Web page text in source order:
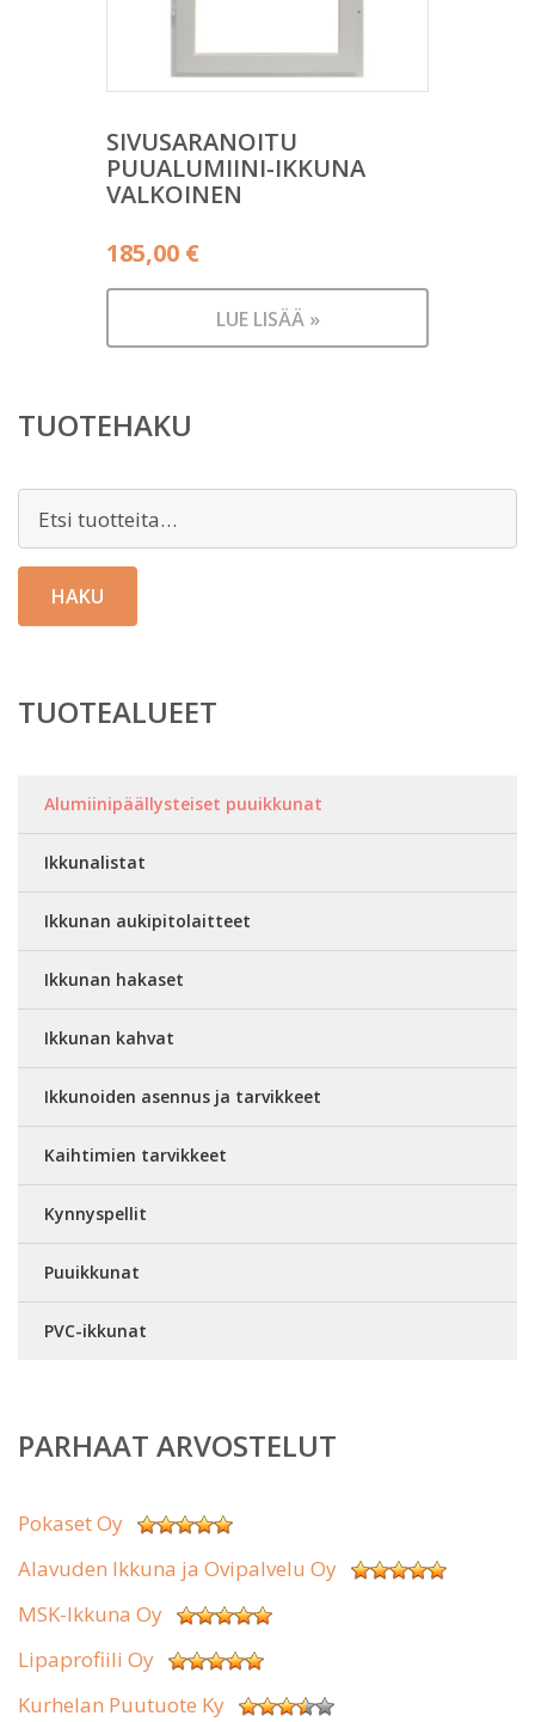
SIVUSARANOITU
PUUALUMIINI-IKKUNA
VALKOINEN
185,00 €
LUE LISÄÄ »
TUOTEHAKU
HAKU
TUOTEALUEET
Alumiinipäällysteiset puuikkunat
Ikkunalistat
Ikkunan aukipitolaitteet
Ikkunan hakaset
Ikkunan kahvat
Ikkunoiden asennus ja tarvikkeet
Kaihtimien tarvikkeet
Kynnyspellit
Puuikkunat
PVC-ikkunat
PARHAAT ARVOSTELUT
Pokaset Oy
Alavuden Ikkuna ja Ovipalvelu Oy
MSK-Ikkuna Oy
Lipaprofiili Oy
Kurhelan Puutuote Ky